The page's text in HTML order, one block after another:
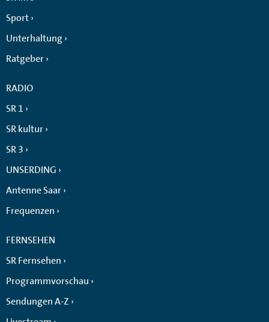
Sport
Unterhaltung
Ratgeber
RADIO
SR 1
SR kultur
SR 3
UNSERDING
Antenne Saar
Frequenzen
FERNSEHEN
SR Fernsehen
Programmvorschau
Sendungen A-Z